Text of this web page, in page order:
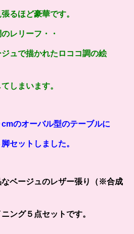
るほど豪華です。
レリーフ・・
ュで描かれたロココ調の絵
しまいます。
のオーバル型のテーブルに
セットしました。
ベージュのレザー張り（※合成
ング５点セットです。